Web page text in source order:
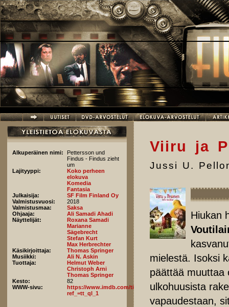
Hyppää pääsisältöön
Alkuperäinen nimi:
Pettersson und
Findus - Findus zieht
um
Lajityyppi:
Koko perheen
elokuva
Komedia
Fantasia
Julkaisija:
SF Film Finland Oy
Valmistusvuosi:
2018
Valmistusmaa:
Saksa
Ohjaaja:
Ali Samadi Ahadi
Näyttelijät:
Roxana Samadi
Marianne
Sägebrecht
Stefan Kurt
Max Herbrechter
Käsikirjoittaja:
Thomas Springer
Musiikki:
Ali N. Askin
Tuottaja:
Helmut Weber
Christoph Arni
Thomas Springer
Kesto:
82
WWW-sivu:
https://www.imdb.com/title/tt6516734/fullcredits?
ref_=tt_ql_1
Viiru ja
Jussi U.
Hiukan
mielestä. Isoksi
päättää muuttaa
ulkohuusista
vapaudestaan,